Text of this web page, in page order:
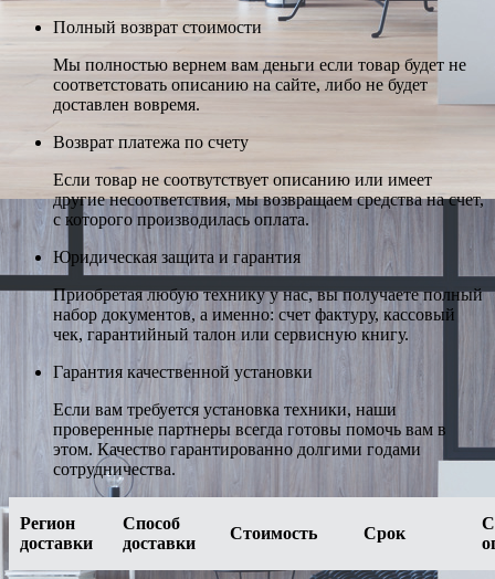
Полный возврат стоимости
Мы полностью вернем вам деньги если товар будет не
соответстовать описанию на сайте, либо не будет
доставлен вовремя.
Возврат платежа по счету
Если товар не соотвутствует описанию или имеет
другие несоответствия, мы возвращаем средства на счет,
с которого производилась оплата.
Юридическая защита и гарантия
Приобретая любую технику у нас, вы получаете полный
набор документов, а именно: счет фактуру, кассовый
чек, гарантийный талон или сервисную книгу.
Гарантия качественной установки
Если вам требуется установка техники, наши
проверенные партнеры всегда готовы помочь вам в
этом. Качество гарантированно долгими годами
сотрудничества.
Регион
доставки
Способ
доставки
Стоимость Срок